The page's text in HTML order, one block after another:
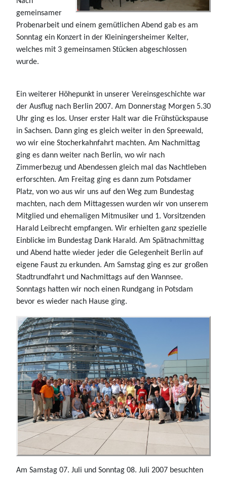
gemeinsamer
Probenarbeit und einem gemütlichen Abend gab es am
Sonntag ein Konzert in der Kleiningersheimer Kelter,
welches mit 3 gemeinsamen Stücken abgeschlossen
wurde.
Ein weiterer Höhepunkt in unserer Vereinsgeschichte war
der Ausflug nach Berlin 2007. Am Donnerstag Morgen 5.30
Uhr ging es los. Unser erster Halt war die Frühstückspause
in Sachsen. Dann ging es gleich weiter in den Spreewald,
wo wir eine Stocherkahnfahrt machten. Am Nachmittag
ging es dann weiter nach Berlin, wo wir nach
Zimmerbezug und Abendessen gleich mal das Nachtleben
erforschten. Am Freitag ging es dann zum Potsdamer
Platz, von wo aus wir uns auf den Weg zum Bundestag
machten, nach dem Mittagessen wurden wir von unserem
Mitglied und ehemaligen Mitmusiker und 1. Vorsitzenden
Harald Leibrecht empfangen. Wir erhielten ganz spezielle
Einblicke im Bundestag Dank Harald. Am Spätnachmittag
und Abend hatte wieder jeder die Gelegenheit Berlin auf
eigene Faust zu erkunden. Am Samstag ging es zur großen
Stadtrundfahrt und Nachmittags auf den Wannsee.
Sonntags hatten wir noch einen Rundgang in Potsdam
bevor es wieder nach Hause ging.
Am Samstag 07. Juli und Sonntag 08. Juli 2007 besuchten